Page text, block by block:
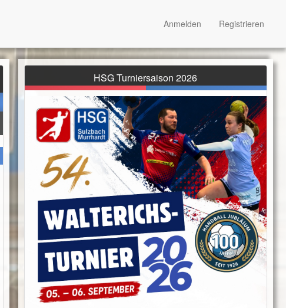
HSG Turniersaison 2026
Anmelden Registrieren